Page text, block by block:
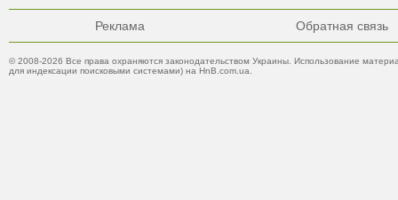
Реклама Обратная связь
© 2008-2026 Все права охраняются законодательством Украины. Использование
для индексации поисковыми системами) на HnB.com.ua.